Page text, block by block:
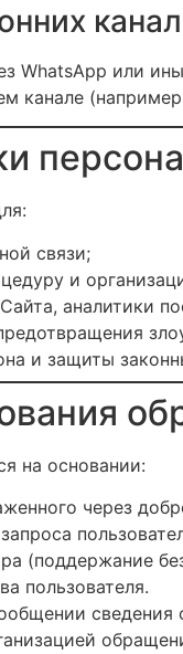
WhatsApp или
канале
связи;
и
аналитики
и защиты
на основании:
через
(поддержание
пользователя.